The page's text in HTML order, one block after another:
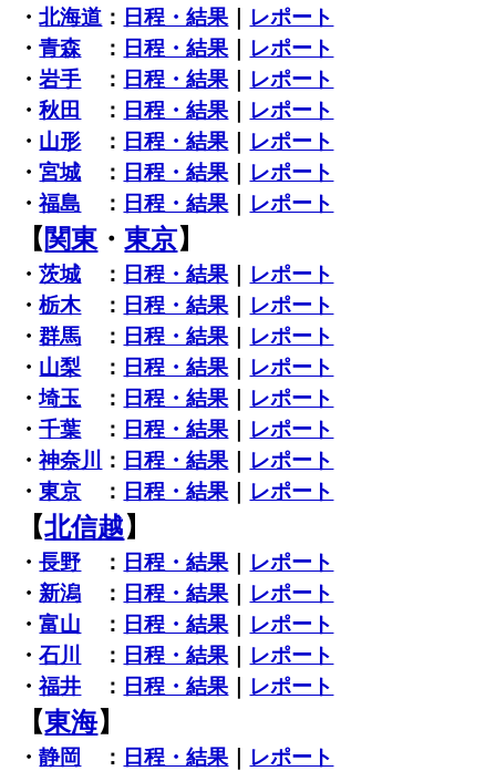
・北海道 ： 日程・結果
レポート
・青森 ： 日程・結果
レポート
・岩手 ： 日程・結果
レポート
・秋田 ： 日程・結果
レポート
・ 山形 ： 日程・結果
レポート
・宮城 ： 日程・結果
レポート
・福島 ： 日程・結果 レポート
【 関東 ・ 東京】
・茨城 ： 日程・結果
レポート
・栃木： 日程・結果
レポート
・群馬 ： 日程・結果
レポート
・ 山梨 ： 日程・結果
レポート
・埼玉 ： 日程・結果
レポート
・千葉 ： 日程・結果
レポート
・神奈川 ： 日程・結果
レポート
・東京 ： 日程・結果 レポート
【北信越】
・長野 ： 日程・結果
レポート
・ 新潟 ： 日程・結果
レポート
・富山 ： 日程・結果
レポート
・石川 ： 日程・結果
レポート
・福井 ： 日程・結果 レポート
【東海】
・静岡 ： 日程・結果
レポート